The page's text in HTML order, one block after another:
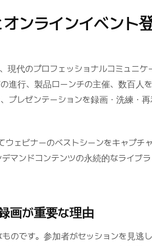
ンラインイベント
現代のプロフェッショナルコミュニケ
進行、製品ローンチの主催、数百人
プレゼンテーションを録画・洗練・
ェビナーのベストシーンをキャプチ
マンドコンテンツの永続的なライブ
画が重要な理由
のです。参加者がセッションを見逃